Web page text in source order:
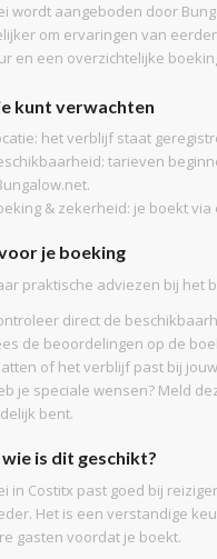
wordt aangeboden door
om ervaringen van
en een overzichtelijke
kunt verwachten
het verblijf staat
tarieven
& zekerheid: je boekt
je boeking
praktische adviezen bij het
direct de
de beoordelingen op de
of het verblijf past bij
je speciale wensen? Meld
bent.
is dit geschikt?
in Costitx past goed bij
Het is een verstandige
gasten voordat je boekt.